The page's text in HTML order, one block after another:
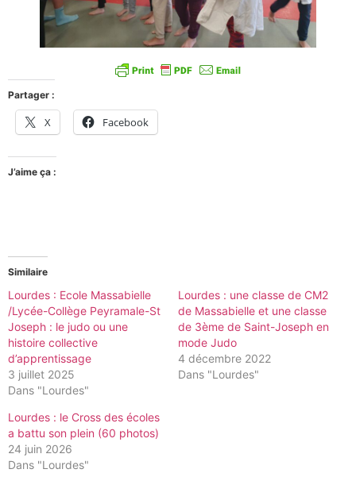
Partager :
X Facebook
J’aime ça :
Similaire
Lourdes : Ecole Massabielle
/Lycée-Collège Peyramale-St
Joseph : le judo ou une
histoire collective
d’apprentissage
3 juillet 2025
Dans "Lourdes"
Lourdes : une classe de CM2
de Massabielle et une classe
de 3ème de Saint-Joseph en
mode Judo
4 décembre 2022
Dans "Lourdes"
Lourdes : le Cross des écoles
a battu son plein (60 photos)
24 juin 2026
Dans "Lourdes"